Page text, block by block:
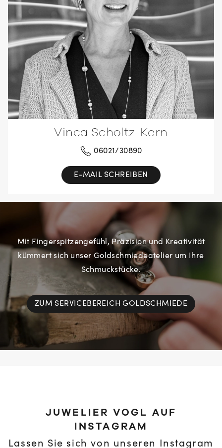
Vinca Scholtz-Kern
06021/30890
E-MAIL SCHREIBEN
Mit Fingerspitzengefühl, Präzision und Kreativität
kümmert sich unser Goldschmiedeatelier um Ihre
Schmuckstücke.
ZUM SERVICEBEREICH GOLDSCHMIEDE
JUWELIER VOGL AUF
INSTAGRAM
Lassen Sie sich von unseren Instagram